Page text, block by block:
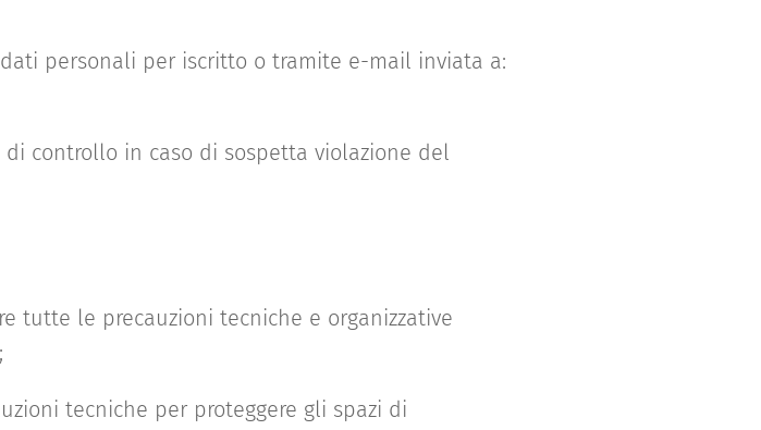
personali per iscritto o tramite e-mail inviata a:
controllo in caso di sospetta violazione del
tutte le precauzioni tecniche e organizzative
tecniche per proteggere gli spazi di